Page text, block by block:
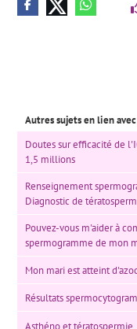
Autres sujets en lien
Doutes sur efficacité de
1,5 millions
Renseignement
Diagnostic de
Pouvez-vous m'aider à
spermogramme de mon
Mon mari est atteint
Résultats
Asthéno et tératospermie